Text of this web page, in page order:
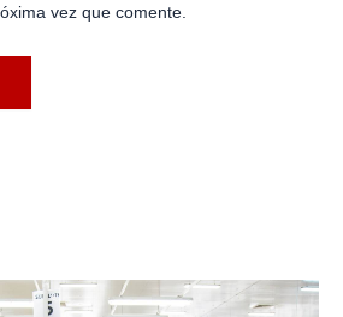
vez que comente.
Page PagePage